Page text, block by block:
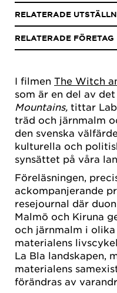
I filmen The Witch
som är en del av
Mountains, tittar
träd och järnmalm
den svenska
kulturella och
synsättet på våra
Föreläsningen,
ackompanjerande
resejournal där
Malmö och Kiruna
och järnmalm i
materialens
La Bla landskapen,
materialens
förändras av
RELATERADE
RELATERADE FÖRETAG